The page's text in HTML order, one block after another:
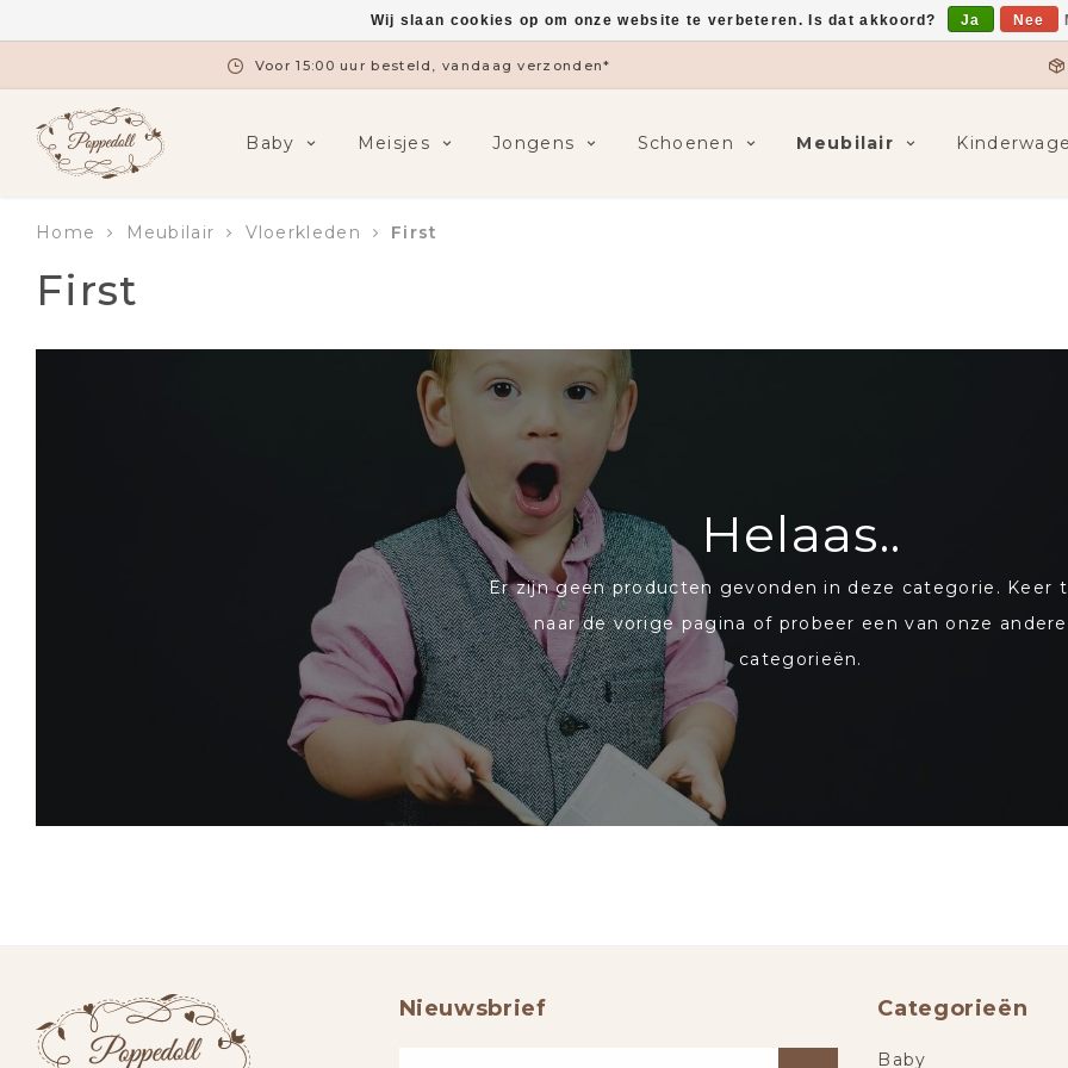
Voor 15:00 uur besteld, vandaag verzonden*
Baby Meisjes Jongens Schoenen Meubilair
Home Meubilair Vloerkleden First
First
Helaas..
Er zijn geen producten gevonden in deze categorie. Keer
naar de vorige pagina of probeer een van onze andere
categorieën.
Nieuwsbrief Categorieën
Baby
Wij slaan cookies op om onze website te verbeteren. Is dat akkoord? Ja Nee